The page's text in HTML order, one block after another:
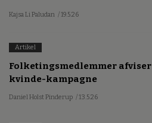
Kajsa Li Paludan / 19.5.26
Artikel
Folketingsmedlemmer afviser
kvinde-kampagne
Daniel Holst Pinderup / 13.5.26